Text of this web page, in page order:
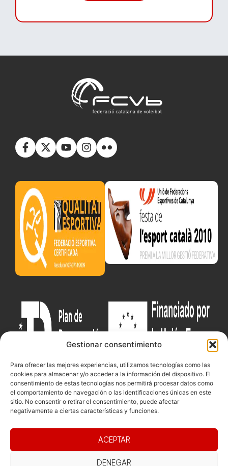
Gestionar consentimiento
Para ofrecer las mejores experiencias, utilizamos tecnologías como las
cookies para almacenar y/o acceder a la información del dispositivo. El
consentimiento de estas tecnologías nos permitirá procesar datos como
el comportamiento de navegación o las identificaciones únicas en este
sitio. No consentir o retirar el consentimiento, puede afectar
negativamente a ciertas características y funciones.
ACEPTAR
DENEGAR
Junta
Competicions
Pista
Playa
Documentacio
Transparència
Eleccions
Contacte
Jonqueres,
08003